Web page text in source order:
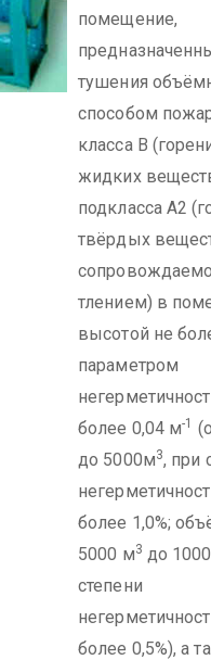
помещение,
тушения
способом
класса В
жидких
подкласса А2
твёрдых
тлением) в
высотой не
параметром
более 0,04 м-1
до 5000м3, при
более 1,0%;
5000 м3 до
степени
более 0,5%), а